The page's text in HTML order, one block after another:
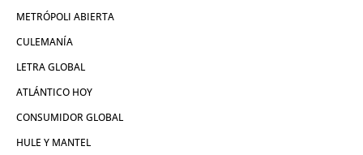
METRÓPOLI ABIERTA
CULEMANÍA
LETRA GLOBAL
ATLÁNTICO HOY
CONSUMIDOR GLOBAL
HULE Y MANTEL